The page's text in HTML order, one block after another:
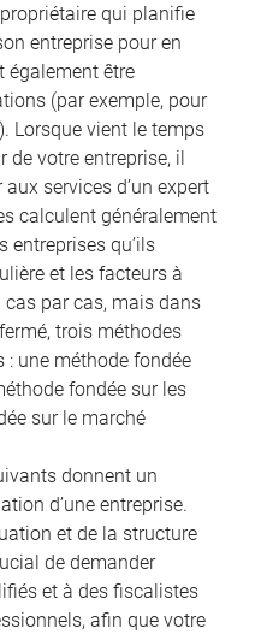
qui planifie
entreprise pour en
également être
(par exemple, pour
Lorsque vient le temps
de votre entreprise, il
services d’un expert
calculent généralement
entreprises qu’ils
et les facteurs à
par cas, mais dans
trois méthodes
: une méthode fondée
fondée sur les
sur le marché
donnent un
d’une entreprise.
et de la structure
de demander
et à des fiscalistes
afin que votre